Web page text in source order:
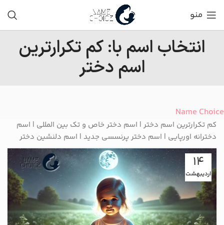
منو
انتخاب اسم با: کم تکرارترین
اسم دختر
Name Choice
کم تکرارترین اسم دختر | اسم دختر خاص و تک بین المللی | اسم
دخترانه اورپایی | اسم دختر پرنسسی جدید | اسم دلنشین دختر
14
اردیبهشت